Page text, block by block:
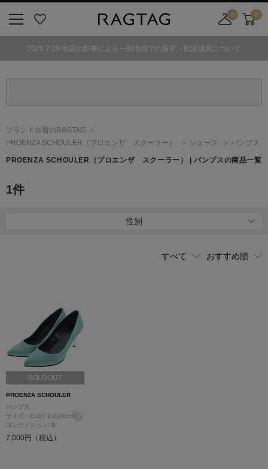
気
0
舗
カ
0
2026.7.29 地震の影響による一部地域での集荷・配送遅延について
ブランド古着のRAGTAG
PROENZA SCHOULER （プロエンザ スクーラー） シューズ パンプス
PROENZA SCHOULER （プロエンザ スクーラー） | パンプスの商品一覧
1件
性別
SOLDOUT
PROENZA SCHOULER
パンプス
サイズ：EU37 1/2(24cm位)
コンディション: B
7,000円（税込）